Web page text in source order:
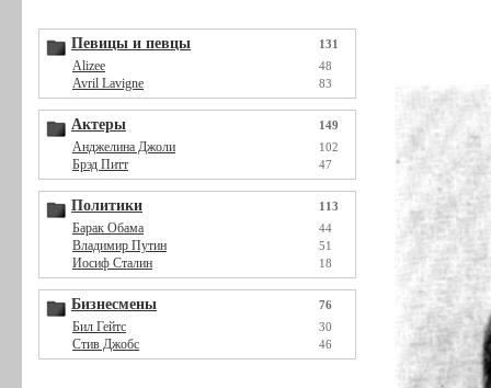
Певицы и певцы 131
Alizee 48
Avril Lavigne 83
Актеры 149
Анджелина Джоли 102
Брэд Питт 47
Политики 113
Барак Обама 44
Владимир Путин 51
Иосиф Сталин 18
Бизнесмены 76
Бил Гейтс 30
Стив Джобс 46